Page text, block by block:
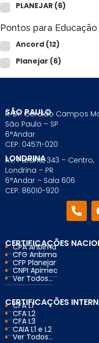
PLANEJAR (6)
Pontos para
Ancord (12)
Planejar (6)
SÃO PAULO
R. Dr. Geraldo Campos
São Paulo – SP
6°Andar
CEP: 04571-020
LONDRINA
Av. Paraná, 343 – Centro,
Londrina – PR
6°Andar – Sala 606
CEP: 86010-920
CERTIFICAÇÕES
CPA Anbima
CFG Anbima
CFP Planejar
CNPI Apimec
Ver Todos...
CERTIFICAÇÕES
CFA L1
CFA L2
CFA L3
CAIA L1 e L2
Ver Todos...